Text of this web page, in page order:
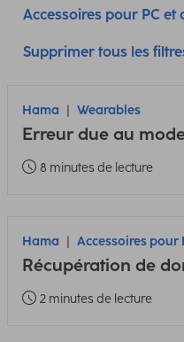
Accessoires pour PC
Supprimer tous les
Hama Wearables
Erreur due au
8 minutes de lecture
Hama Accessoires
Récupération de
2 minutes de lecture